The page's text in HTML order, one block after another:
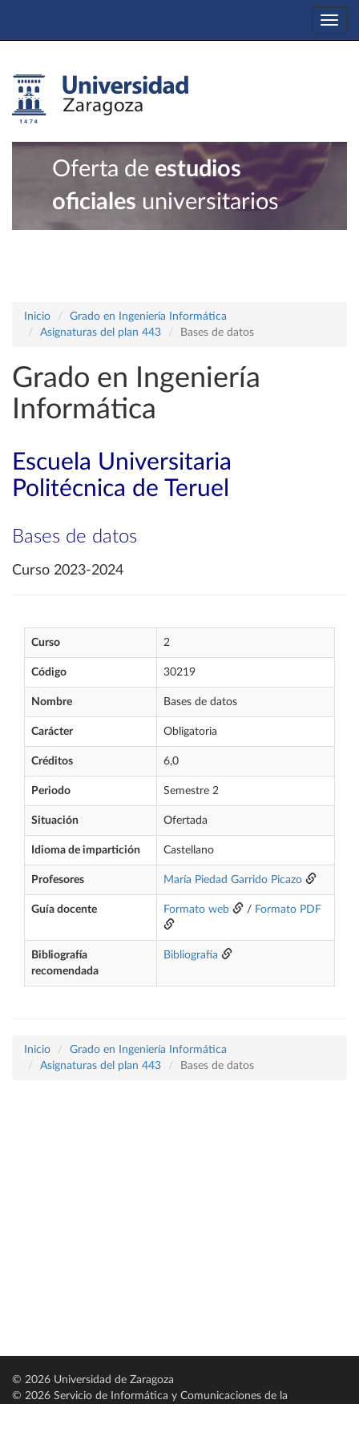
Oferta de estudios
oficiales universitarios
Inicio
Grado en Ingeniería Informática
Asignaturas del plan 443
Bases de datos
Grado en Ingeniería
Informática
Escuela Universitaria
Politécnica de Teruel
Bases de datos
Curso 2023-2024
Curso 2
Código 30219
Nombre Bases de datos
Carácter Obligatoria
Créditos 6,0
Periodo Semestre 2
Situación Ofertada
Idioma de impartición Castellano
Profesores María Piedad Garrido Picazo
Guía docente Formato web / Formato PDF
Bibliografía
recomendada
Bibliografía
Inicio
Grado en Ingeniería Informática
Asignaturas del plan 443
Bases de datos
© 2026 Universidad de Zaragoza
© 2026 Servicio de Informática y Comunicaciones de la